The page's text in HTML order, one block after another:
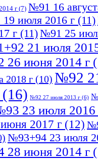
г (7) №91 16
июля 2016 г (11)
г (11)№91 25
21 июля
26 июня 2014 г
2018 г (10) №92
(16) №92 27 июля 2013 г (6)
23 июля 2016
2017 г (12)
№93+94 23 июля
28 июня 2014 г